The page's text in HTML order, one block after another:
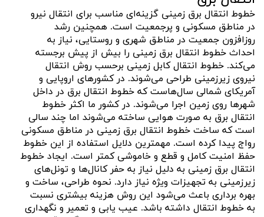
خطوط انتقال برق زمینی گزینه‌ای مناسب برای انتقال نیرو
در مناطق مسکونی و پرجمعیت است. همچنین رشد
روزافزون جمعیت در مناطق شهری و روستایی، نیاز به
احداث خطوط انتقال برق زمینی را بیش از پیش برجسته
می‌کند. خطوط انتقال کابل زمینی برحسب روش انتقال
نیروی زیرزمینی طراحی می‌شوند. در کشورهای اروپایی و
آمریکای شمالی سال‌هاست که خطوط انتقال برق در داخل
شهرها روی زمین اجرا می‌شوند. در کشور ما اکثر خطوط
انتقال برق به صورت هوایی ساخته می‌شوند اما چند سالی
است که ساخت خطوط انتقال برق زمینی در مناطق مسکونی
رواج پیدا کرده است. مهمترین دلایل استفاده از این خطوط
حفظ امنیت کامل و قطع و خاموشی کمتر است. ایجاد خطوط
انتقال برق زمینی به دلیل نیاز به حفر کانال‌ها و تونل‌های
زیرزمینی به تجهیزات ویژه نیاز دارد. نحوه طراحی، ساخت و
بهره برداری باعث می‌شود این روش هزینه بیشتری نسبت
به خطوط انتقال داشته باشد. عیب یابی و تعمیر و نگهداری